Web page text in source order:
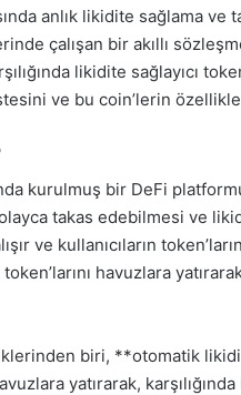
anlık likidite sağlama
çalışan bir akıllı
likidite sağlayıcı
ve bu coin’lerin
kurulmuş bir DeFi
kolayca takas edebilmesi ve
ve kullanıcıların
token’larını havuzlara
biri, **otomatik
yatırarak,